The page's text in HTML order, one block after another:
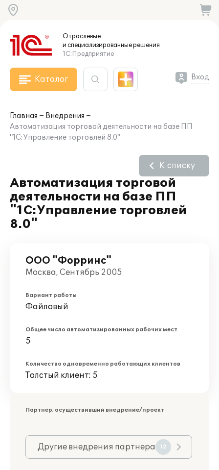
Отраслевые
и специализированныерешения
1С:Предприятие
Каталог Вход
Главная
Внедрения
Автоматизация торговой деятельности на базе ПП
"1С:Управление торговлей 8.0"
Автоматизация торговой
деятельности на базе ПП
"1С:Управление торговлей
8.0"
К списку
ООО "Форринс"
Москва, Сентябрь 2005
Вариант работы
Файловый
Общее число автоматизированных рабочих мест
5
Количество одновременно работающих клиентов
Толстый клиент: 5
Партнер, осуществивший внедрение/проект
Другие внедрения партнера 12